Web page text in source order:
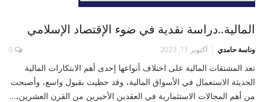
المالية..دراسة نقدية في ضوء الإقتصاد الإسلامي
وناسة حامدي أكتوبر 11, 2023 0
تعد المشتقات المالية على اختلاف أنواعها إحدى أهم الابتكارات المالية
الحديثة الاستعمال في الأسواق المالية، وقد حظيت بقبول واسع، وأصبحت
من أهم المجالات الاستثمارية في العقدين الأخيرين من القرن العشرين،…